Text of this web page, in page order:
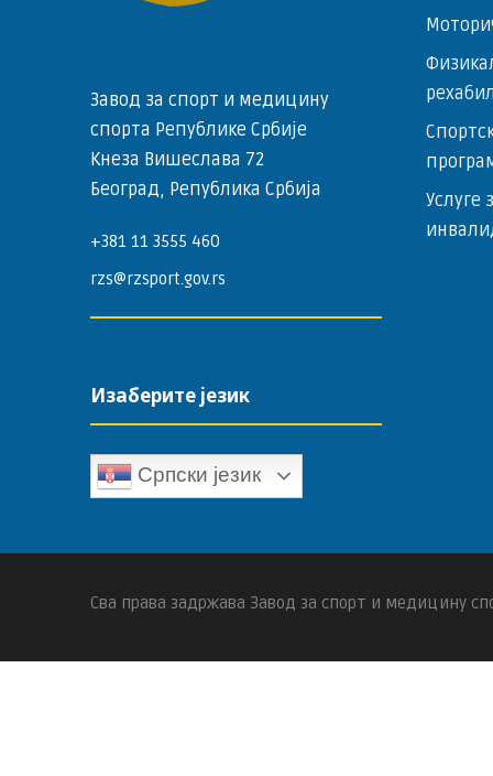
Завод за спорт и медицину
спорта Републике Србије
Кнеза Вишеслава 72
Београд, Република Србија
+381 11 3555 460
rzs@rzsport.gov.rs
Изаберите језик
Српски језик
Услуге
Сва права задржава Завод за спорт и медицину